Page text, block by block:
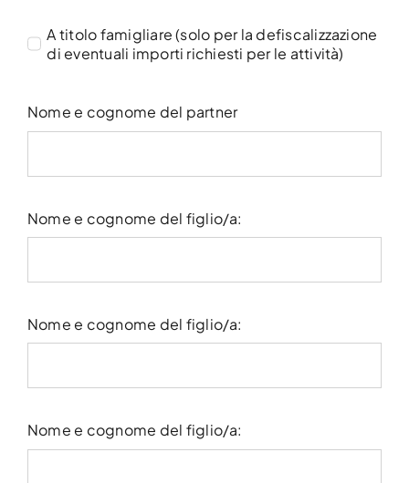
A titolo famigliare (solo per la defiscalizzazione
di eventuali importi richiesti per le attività)
Nome e cognome del partner
Nome e cognome del figlio/a:
Nome e cognome del figlio/a:
Nome e cognome del figlio/a: